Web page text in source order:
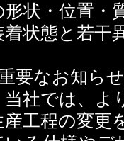
形状・位置・
着状態と若干
要なお知らせ
当社では、
産工程の変更